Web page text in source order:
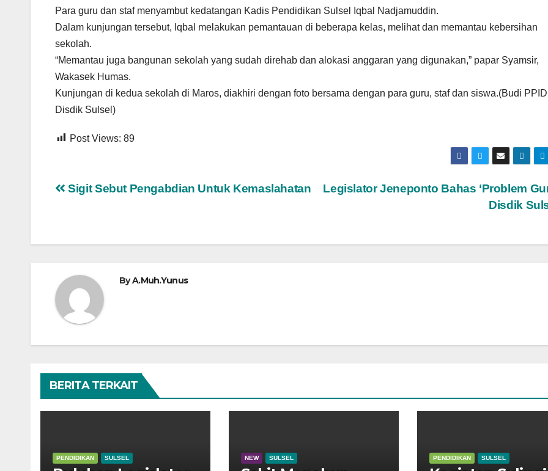
Para guru dan staf menyambut kedatangan Kadis Pendidikan Sulsel Iqbal Nadjamuddin.
Dalam kunjungan tersebut, Iqbal melakukan pemantauan di beberapa kelas, melihat dan memantau kebersihan
sekolah.
“Memantau juga bangunan sekolah yang sudah direhab dan alokasi anggaran yang digunakan,” papar Syamsir,
Wakasek Humas.
Kunjungan di kedua sekolah di Maros, diakhiri dengan foto bersama dengan para guru, staf dan siswa.(Budi PPID
Disdik Sulsel)
Post Views: 89
Navigasi
Legislator Jeneponto Bahas ‘Problem
Disdik
Sigit Sebut Pengabdian Untuk Kemaslahatan
ByA.Muh.Yunus
BERITA TERKAIT
PENDIDIKAN SULSEL NEW SULSEL PENDIDIKAN SULSEL